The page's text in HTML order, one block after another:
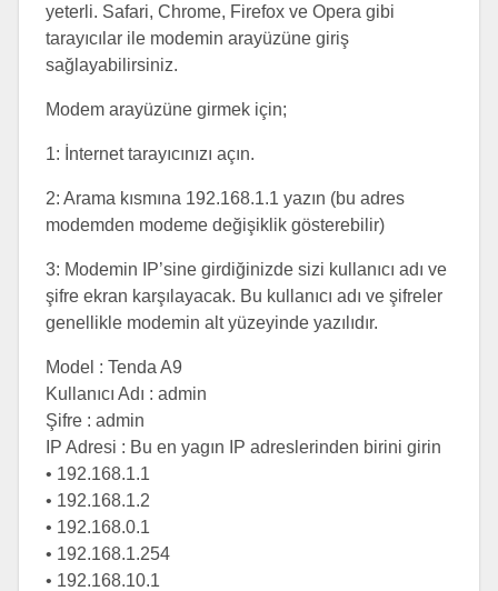
yeterli. Safari, Chrome, Firefox ve Opera gibi
tarayıcılar ile modemin arayüzüne giriş
sağlayabilirsiniz.
Modem arayüzüne girmek için;
1: İnternet tarayıcınızı açın.
2: Arama kısmına 192.168.1.1 yazın (bu adres
modemden modeme değişiklik gösterebilir)
3: Modemin IP’sine girdiğinizde sizi kullanıcı adı ve
şifre ekran karşılayacak. Bu kullanıcı adı ve şifreler
genellikle modemin alt yüzeyinde yazılıdır.
Model : Tenda A9
Kullanıcı Adı : admin
Şifre : admin
IP Adresi : Bu en yagın IP adreslerinden birini girin
• 192.168.1.1
• 192.168.1.2
• 192.168.0.1
• 192.168.1.254
• 192.168.10.1